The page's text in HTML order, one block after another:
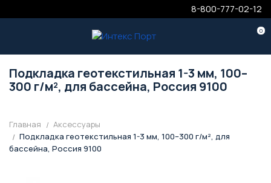
8-800-777-02-12
0
Подкладка геотекстильная 1-3 мм, 100–
300 г/м², для бассейна, Россия 9100
Главная
Аксессуары
Подкладка геотекстильная 1-3 мм, 100–300 г/м², для
бассейна, Россия 9100